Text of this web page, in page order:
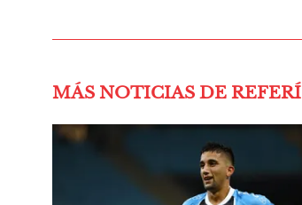
MÁS NOTICIAS DE REFERÍ